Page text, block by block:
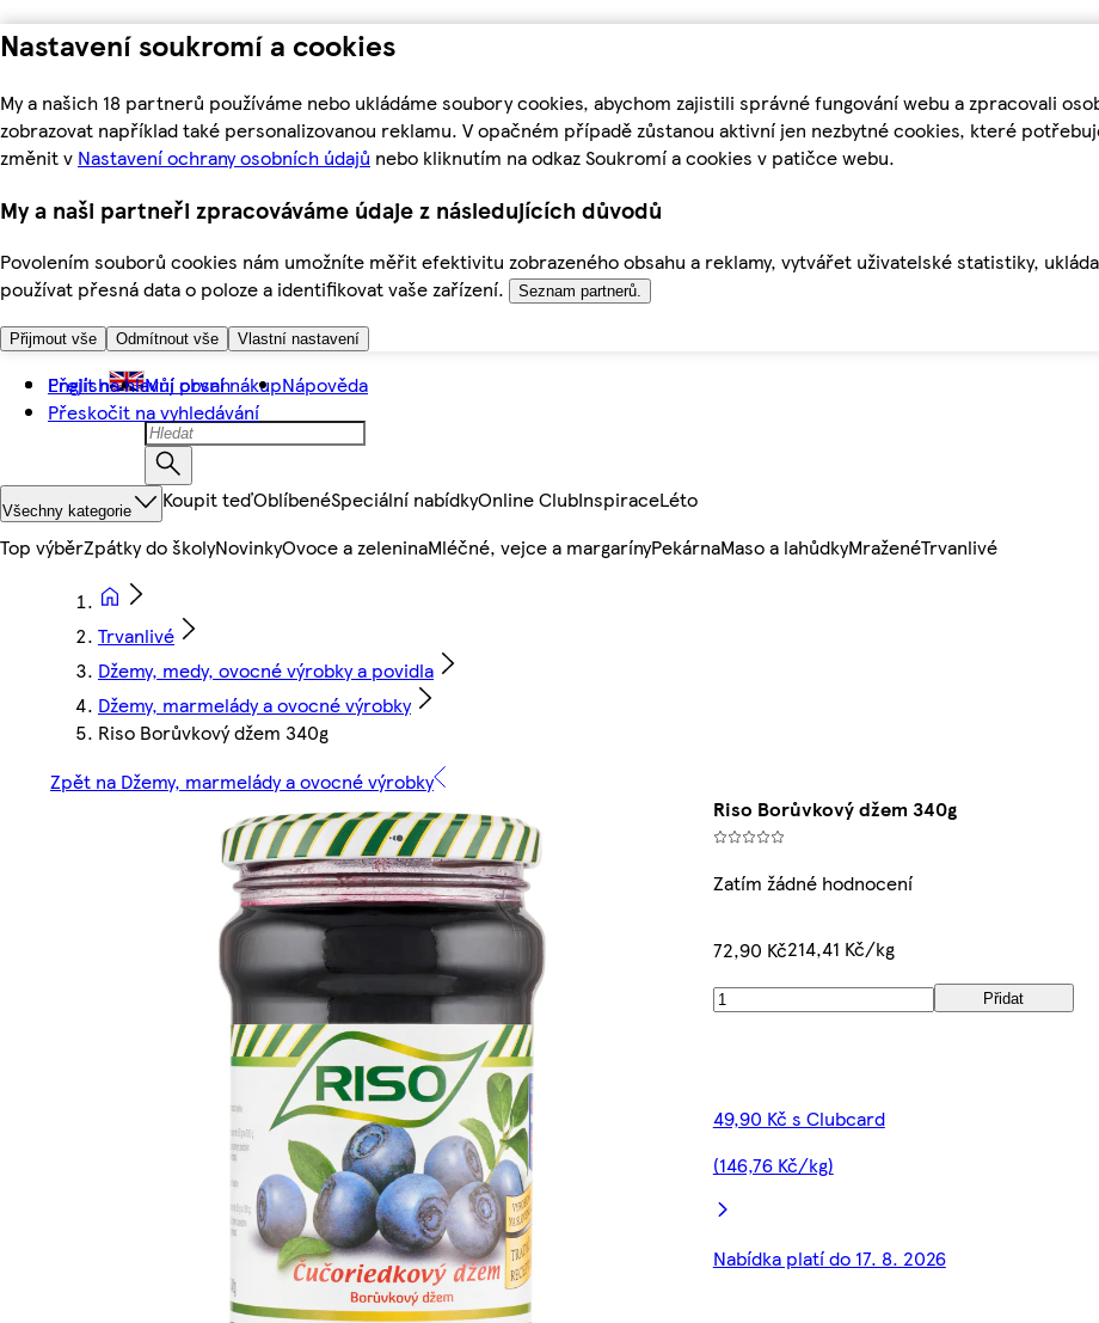
Nastavení soukromí a cookies
My a našich 18 partnerů používáme nebo ukládáme soubory cookies, abychom zajistili správné fungování webu a zpracovali
zobrazovat například také personalizovanou reklamu. V opačném případě zůstanou aktivní jen nezbytné cookies, které
změnit v Nastavení ochrany osobních údajů nebo kliknutím na odkaz Soukromí a cookies v patičce webu.
My a naši partneři zpracováváme údaje z následujících důvodů
Povolením souborů cookies nám umožníte měřit efektivitu zobrazeného obsahu a reklamy, vytvářet uživatelské statistiky,
používat přesná data o poloze a identifikovat vaše zařízení.
Seznam partnerů.
Přijmout vše Odmítnout vše Vlastní nastavení
Přejít na hlavní obsah
Přeskočit na vyhledávání
English Můj první nákupNápověda
Všechny kategorie Koupit teďOblíbenéSpeciální nabídkyOnline ClubInspiraceLéto
Top výběrZpátky do školyNovinkyOvoce a zeleninaMléčné, vejce a margarínyPekárnaMaso a lahůdkyMraženéTrvanlivé
Trvanlivé
Džemy, medy, ovocné výrobky a povidla
Džemy, marmelády a ovocné výrobky
Riso Borůvkový džem 340g
Zpět na Džemy, marmelády a ovocné výrobky
Riso Borůvkový džem 340g
Zatím žádné hodnocení
72,90 Kč214,41 Kč/kg
Přidat
49,90 Kč s Clubcard
(146,76 Kč/kg)
Nabídka platí do 17. 8. 2026